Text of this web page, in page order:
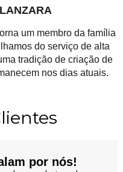
um membro da família
do serviço de alta
tradição de criação de
nos dias atuais.
por nós!